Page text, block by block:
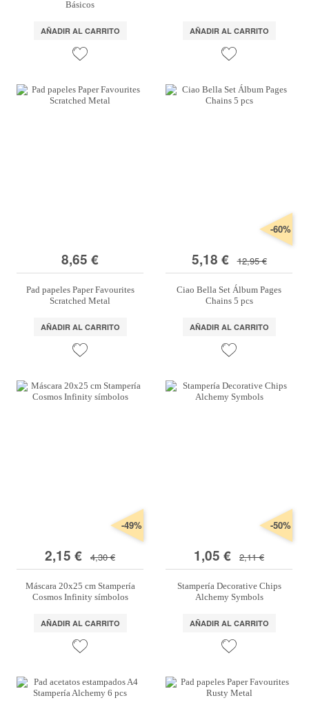
Básicos
AÑADIR AL CARRITO AÑADIR AL CARRITO
8,65 €
Pad papeles Paper Favourites
Scratched Metal
AÑADIR AL CARRITO
5,18 € 12,95 €
-60%
Ciao Bella Set Álbum Pages
Chains 5 pcs
AÑADIR AL CARRITO
2,15 € 4,30 €
-49%
Máscara 20x25 cm Stampería
Cosmos Infinity símbolos
AÑADIR AL CARRITO
1,05 € 2,11 €
-50%
Stampería Decorative Chips
Alchemy Symbols
AÑADIR AL CARRITO